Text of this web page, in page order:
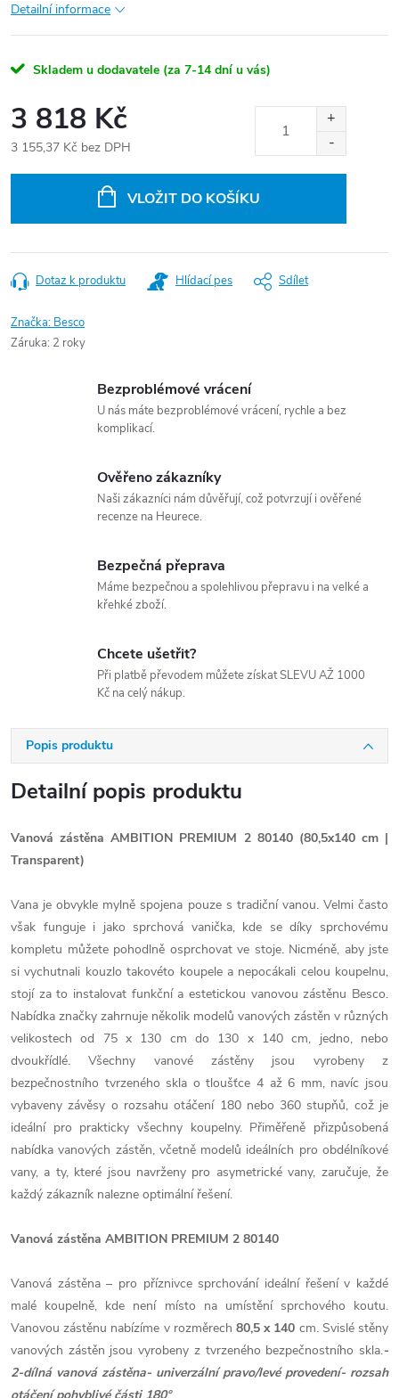
Detailní informace
Skladem u dodavatele (za 7-14 dní u vás)
3 818 Kč
3 155,37 Kč bez DPH
VLOŽIT DO KOŠÍKU
Dotaz k produktu Hlídací pes Sdílet
Značka: Besco
Záruka: 2 roky
Bezproblémové vrácení
U nás máte bezproblémové vrácení, rychle a bez
komplikací.
Ověřeno zákazníky
Naši zákazníci nám důvěřují, což potvrzují i ověřené
recenze na Heurece.
Bezpečná přeprava
Máme bezpečnou a spolehlivou přepravu i na velké a
křehké zboží.
Chcete ušetřit?
Při platbě převodem můžete získat SLEVU AŽ 1000
Kč na celý nákup.
Popis produktu
Detailní popis produktu
Vanová zástěna AMBITION PREMIUM 2 80140 (80,5x140 cm |
Transparent)
Vana je obvykle mylně spojena pouze s tradiční vanou. Velmi často
však funguje i jako sprchová vanička, kde se díky sprchovému
kompletu můžete pohodlně osprchovat ve stoje. Nicméně, aby jste
si vychutnali kouzlo takovéto koupele a nepocákali celou koupelnu,
stojí za to instalovat funkční a estetickou vanovou zástěnu Besco.
Nabídka značky zahrnuje několik modelů vanových zástěn v různých
velikostech od 75 x 130 cm do 130 x 140 cm, jedno, nebo
dvoukřídlé. Všechny vanové zástěny jsou vyrobeny z
bezpečnostního tvrzeného skla o tloušťce 4 až 6 mm, navíc jsou
vybaveny závěsy o rozsahu otáčení 180 nebo 360 stupňů, což je
ideální pro prakticky všechny koupelny. Přiměřeně přizpůsobená
nabídka vanových zástěn, včetně modelů ideálních pro obdélníkové
vany, a ty, které jsou navrženy pro asymetrické vany, zaručuje, že
každý zákazník nalezne optimální řešení.
Vanová zástěna AMBITION PREMIUM 2 80140
Vanová zástěna – pro příznivce sprchování ideální řešení v každé
malé koupelně, kde není místo na umístění sprchového koutu.
Vanovou zástěnu nabízíme v rozměrech 80,5 x 140 cm. Svislé stěny
vanových zástěn jsou vyrobeny z tvrzeného bezpečnostního skla.-
2-dílná vanová zástěna- univerzální pravo/levé provedení- rozsah